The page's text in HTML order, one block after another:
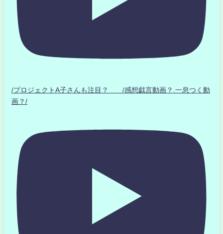
/プロジェクトA子さんも注目？ /感想戯言動画？.一息つく動
画？/